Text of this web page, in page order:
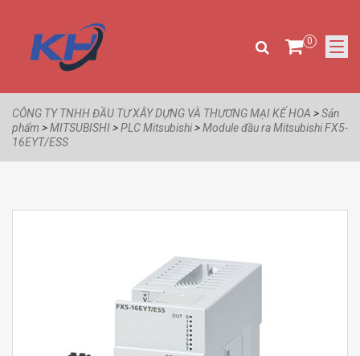
0
CÔNG TY TNHH ĐẦU TƯ XÂY DỰNG VÀ THƯƠNG MẠI KẾ HOA >Sản
phẩm >MITSUBISHI>PLC Mitsubishi>Module đầu ra Mitsubishi FX5-
16EYT/ESS